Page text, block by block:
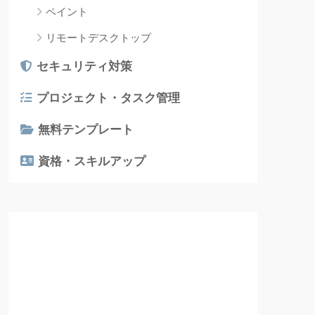
ペイント
リモートデスクトップ
セキュリティ対策
プロジェクト・タスク管理
無料テンプレート
資格・スキルアップ